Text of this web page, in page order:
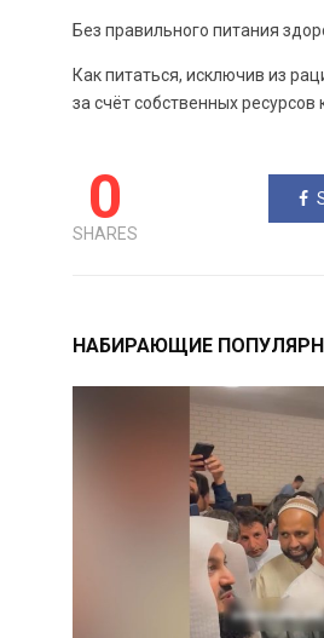
Без правильного питания
Как питаться, исключив из
за счёт собственных
0
SHARES
НАБИРАЮЩИЕ